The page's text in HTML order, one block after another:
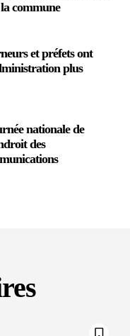
commune
et préfets ont
plus
nationale de
des